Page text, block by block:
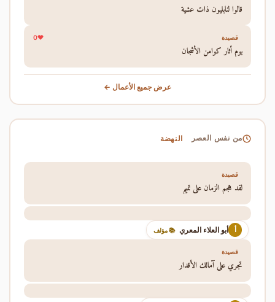
قالوا لنابليون ذات عشية
قصيدة 0
يوم أثار كوامن الأشجان
عرض جميع الأعمال ←
من نفس العصر النهضة
قصيدة
لقد هجم الزمان على تميم
أ أبو العلاء المعري 📚 مؤلف
قصيدة
تجري على آمالك الأقدار